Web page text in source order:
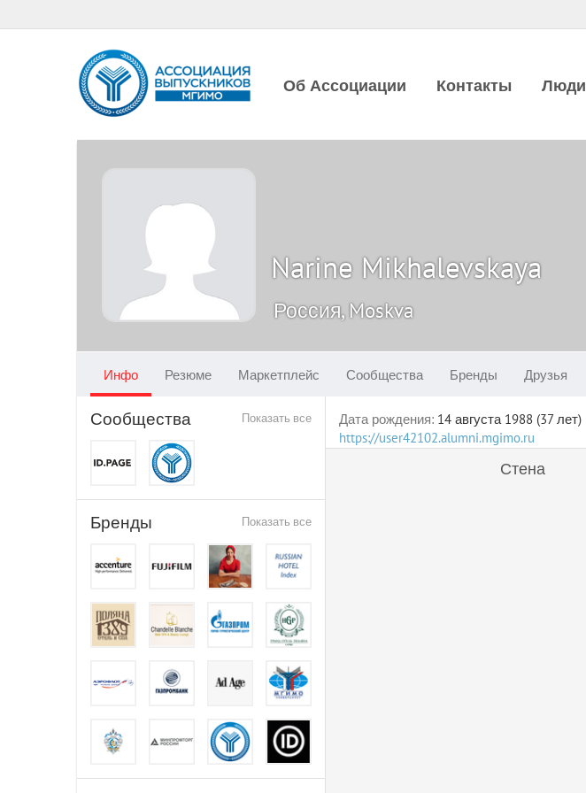
Об Ассоциации Контакты Люди
Narine Mikhalevskaya
Россия, Moskva
Инфо Резюме Маркетплейс Сообщества Бренды Друзья
Показать все
Сообщества
Показать все
Бренды
Дата рождения: 14 августа 1988 (37 лет)
https://user42102.alumni.mgimo.ru
Стена